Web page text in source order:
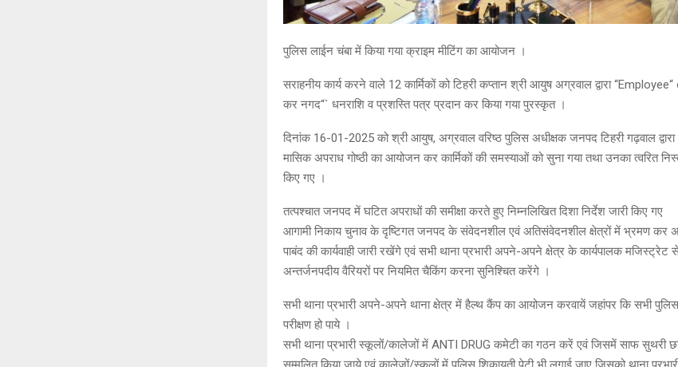
पुलिस लाईन चंबा में किया गया क्राइम मीटिंग का आयोजन ।
सराहनीय कार्य करने वाले 12 कार्मिकों को टिहरी कप्तान श्री आयुष अग्रवाल द्वारा
कर नगद“` धनराशि व प्रशस्ति पत्र प्रदान कर किया गया पुरस्कृत ।
दिनांक 16-01-2025 को श्री आयुष, अग्रवाल वरिष्ठ पुलिस अधीक्षक जनपद टिहरी गढ़वाल
मासिक अपराध गोष्ठी का आयोजन कर कार्मिकों की समस्याओं को सुना गया तथा उनका त्वरित
किए गए ।
तत्पश्चात जनपद में घटित अपराधों की समीक्षा करते हुए निम्नलिखित दिशा निर्देश जारी किए गए
आगामी निकाय चुनाव के दृष्टिगत जनपद के संवेदनशील एवं अतिसंवेदनशील क्षेत्रों में भ्रमण कर
पाबंद की कार्यवाही जारी रखेंगे एवं सभी थाना प्रभारी अपने-अपने क्षेत्र के कार्यपालक मजिस्ट्रेट
अन्तर्जनपदीय वैरियरों पर नियमित चैकिंग करना सुनिश्चित करेंगे ।
सभी थाना प्रभारी अपने-अपने थाना क्षेत्र में हैल्थ कैंप का आयोजन करवायें जहांपर कि सभी पुलिस
परीक्षण हो पाये ।
सभी थाना प्रभारी स्कूलों/कालेजों में ANTI DRUG कमेटी का गठन करें एवं जिसमें साफ सुथरी